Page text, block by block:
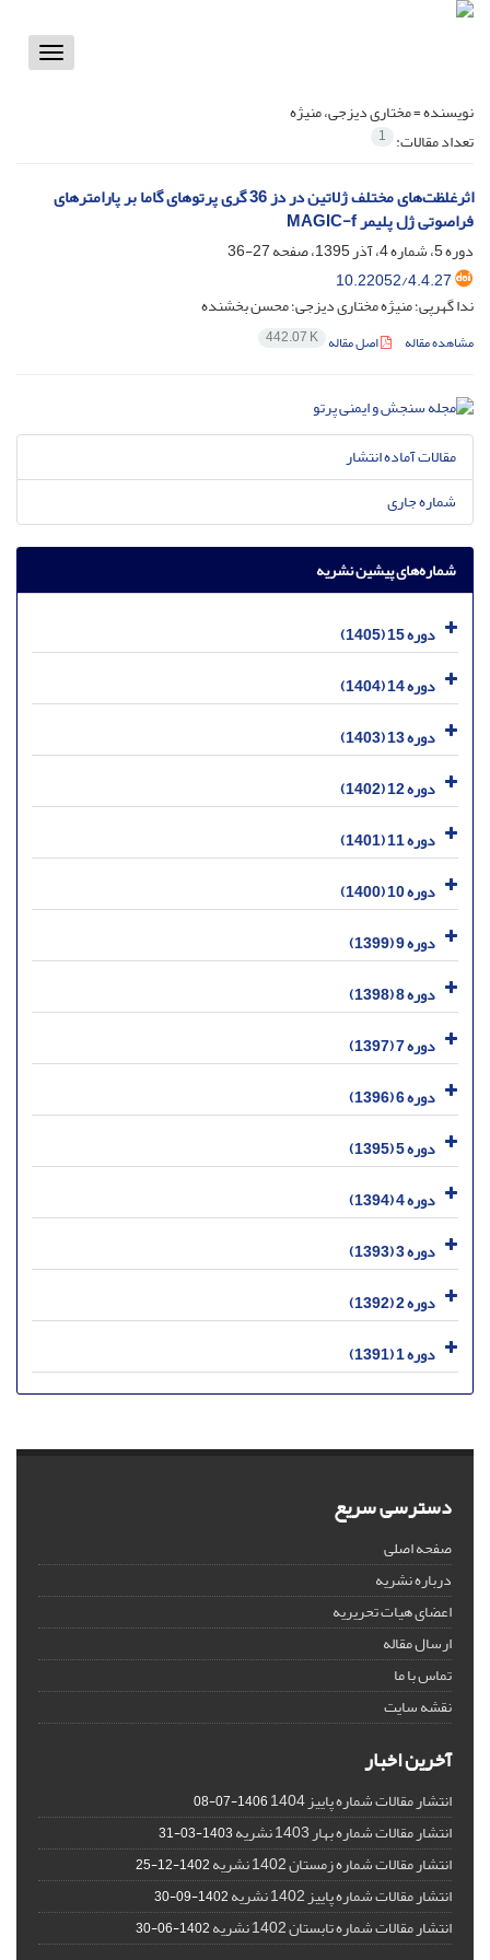
Toggle
نویسنده =مختاری دیزجی، منیژه
تعداد مقالات: 1
اثرغلظت‌های مختلف ژلاتین در دز 36 گری پرتوهای گاما بر پارامترهای
فراصوتی ژل پلیمر MAGIC-f
دوره 5، شماره 4، آذر 1395، صفحه
27-36
10.22052/4.4.27
ندا گهرپی؛ منیژه مختاری دیزجی؛ محسن بخشنده
مشاهده مقاله اصل مقاله 442.07 K
مقالات آماده انتشار
شماره جاری
شماره‌های پیشین نشریه
دوره 15 (1405)
دوره 14 (1404)
دوره 13 (1403)
دوره 12 (1402)
دوره 11 (1401)
دوره 10 (1400)
دوره 9 (1399)
دوره 8 (1398)
دوره 7 (1397)
دوره 6 (1396)
دوره 5 (1395)
دوره 4 (1394)
دوره 3 (1393)
دوره 2 (1392)
دوره 1 (1391)
دسترسی سریع
صفحه اصلی
درباره نشریه
اعضای هیات تحریریه
ارسال مقاله
تماس با ما
نقشه سایت
آخرین اخبار
انتشار مقالات شماره پاییز 1404 1406-07-08
انتشار مقالات شماره بهار 1403 نشریه 1403-03-31
انتشار مقالات شماره زمستان 1402 نشریه 1402-12-25
انتشار مقالات شماره پاییز 1402 نشریه 1402-09-30
انتشار مقالات شماره تابستان 1402 نشریه 1402-06-30